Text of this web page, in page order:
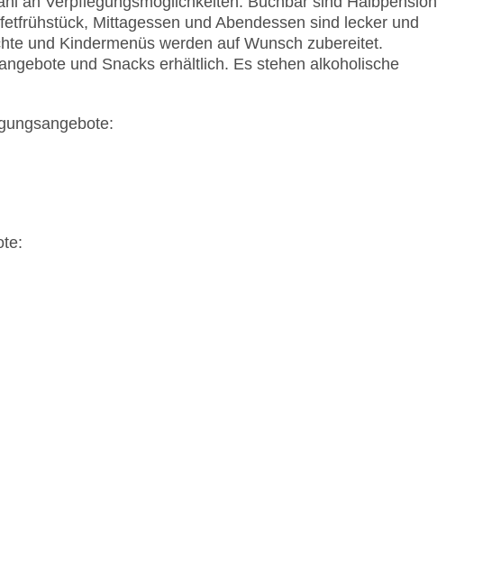
Mittagessen und Abendessen sind lecker und
und Kindermenüs werden auf Wunsch zubereitet.
und Snacks erhältlich. Es stehen alkoholische